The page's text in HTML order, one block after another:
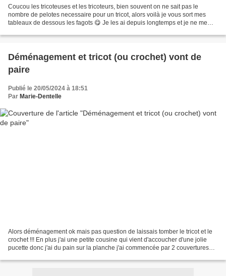
Coucou les tricoteuses et les tricoteurs, bien souvent on ne sait pas le
nombre de pelotes necessaire pour un tricot, alors voilà je vous sort mes
tableaux de dessous les fagots 😋 Je les ai depuis longtemps et je ne me
Déménagement et tricot (ou crochet) vont de
paire
Publié le 20/05/2024 à 18:51
Par Marie-Dentelle
Alors déménagement ok mais pas question de laissais tomber le tricot et le
crochet !!! En plus j'ai une petite cousine qui vient d'accoucher d'une jolie
pucette donc j'ai du pain sur la planche j'ai commencée par 2 couvertures